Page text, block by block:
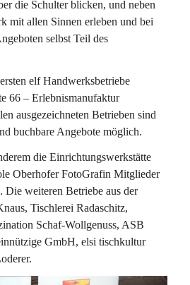
die Schulter blicken, und neben
mit allen Sinnen erleben und bei
selbst Teil des
elf Handwerksbetriebe
66 – Erlebnismanufaktur
ausgezeichneten Betrieben sind
buchbare Angebote möglich.
die Einrichtungswerkstätte
Oberhofer FotoGrafin Mitglieder
Die weiteren Betriebe aus der
Tischlerei Radaschitz,
Schaf-Wollgenuss, ASB
GmbH, elsi tischkultur